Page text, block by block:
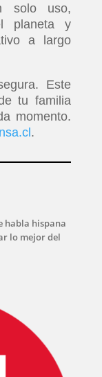
solo uso,
planeta y
a largo
Este
tu familia
momento.
.
habla hispana
lo mejor del